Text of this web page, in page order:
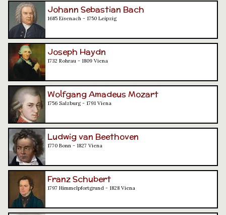
Johann Sebastian Bach
1685 Eisenach - 1750 Leipzig
Joseph Haydn
1732 Rohrau - 1809 Viena
Wolfgang Amadeus Mozart
1756 Salzburg - 1791 Viena
Ludwig van Beethoven
1770 Bonn - 1827 Viena
Franz Schubert
1797 Himmelpfortgrund - 1828 Viena